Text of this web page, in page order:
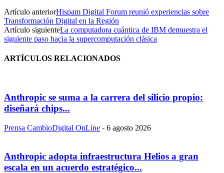
Artículo anteriorHispam Digital Forum reunió experiencias sobre
Transformación Digital en la Región
Artículo siguienteLa computadora cuántica de IBM demuestra el
siguiente paso hacia la supercomputación clásica
ARTÍCULOS RELACIONADOS
Anthropic se suma a la carrera del silicio propio:
diseñará chips...
Prensa CambioDigital OnLine - 6 agosto 2026
Anthropic adopta infraestructura Helios a gran
escala en un acuerdo estratégico...